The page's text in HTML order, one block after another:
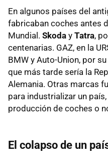
En algunos países del
fabricaban coches antes
Mundial. Skoda y Tatra,
centenarias. GAZ, en la
BMW y Auto-Union, por
que más tarde sería la
Alemania. Otras marcas
para industrializar un
producción de coches o
El colapso de un